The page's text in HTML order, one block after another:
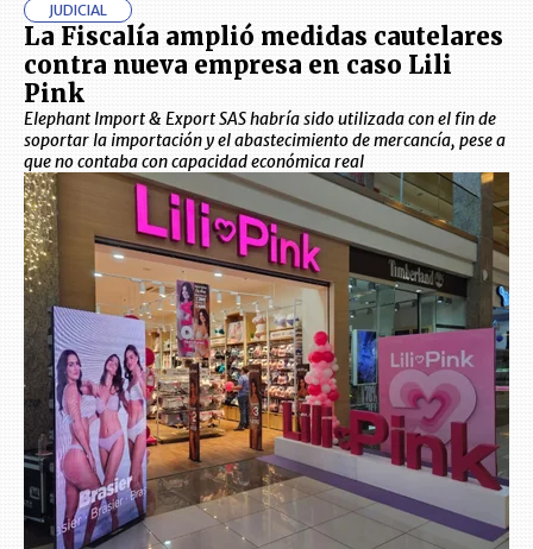
JUDICIAL
La Fiscalía amplió medidas cautelares
contra nueva empresa en caso Lili
Pink
Elephant Import & Export SAS habría sido utilizada con el fin de
soportar la importación y el abastecimiento de mercancía, pese a
que no contaba con capacidad económica real